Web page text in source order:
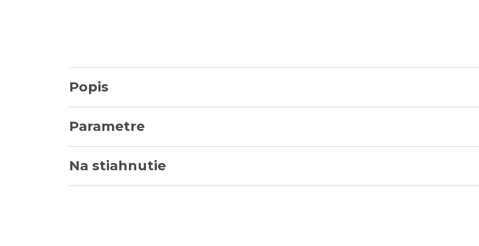
Popis
Parametre
Na stiahnutie